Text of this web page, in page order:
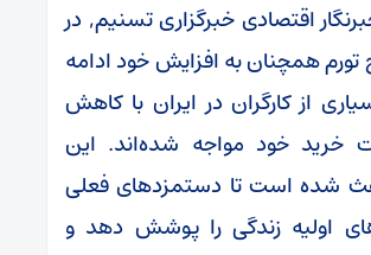
اقتصادی خبرگزاری تسنیم, در
تورم همچنان به افزایش خود ادامه
از کارگران در ایران با کاهش
خرید خود مواجه شده‌اند. این
شده است تا دستمزدهای فعلی
اولیه زندگی را پوشش دهد و